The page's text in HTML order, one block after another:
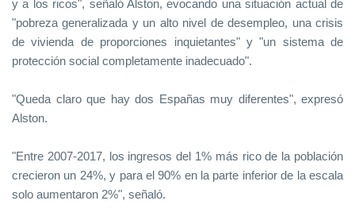
y a los ricos", señaló Alston, evocando una situación actual de
"pobreza generalizada y un alto nivel de desempleo, una crisis
de vivienda de proporciones inquietantes" y "un sistema de
protección social completamente inadecuado".
"Queda claro que hay dos Españas muy diferentes", expresó
Alston.
"Entre 2007-2017, los ingresos del 1% más rico de la población
crecieron un 24%, y para el 90% en la parte inferior de la escala
solo aumentaron 2%", señaló.